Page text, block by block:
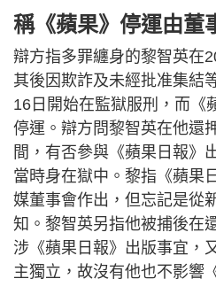
稱《蘋果》停運由董
辯方指多罪纏身的黎智英在
其後因欺詐及未經批准集結
16日開始在監獄服刑，而《
停運。辯方問黎智英在他還
間，有否參與《蘋果日報》
當時身在獄中。黎指《蘋果
媒董事會作出，但忘記是從
知。黎智英另指他被捕後在
涉《蘋果日報》出版事宜，
主獨立，故沒有他也不影響